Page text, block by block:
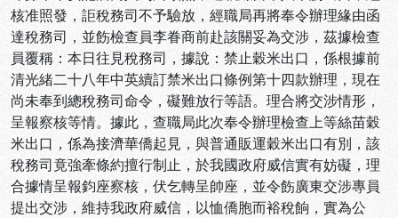
核准照發，詎稅務司不予驗放，經職局再將奉令辦理緣由函
達稅務司，並飭檢查員李眷商前赴該關妥為交涉，茲據檢查
員覆稱：本日往見稅務司，據說：禁止穀米出口，係根據前
清光緒二十八年中英續訂禁米出口條例第十四款辦理，現在
尚未奉到總稅務司命令，礙難放行等語。理合將交涉情形，
呈報察核等情。據此，查職局此次奉令辦理檢查上等絲苗穀
米出口，係為接濟華僑起見，與普通販運穀米出口有別，該
稅務司竟強牽條約擅行制止，於我國政府威信實有妨礙，理
合據情呈報鈞座察核，伏乞轉呈帥座，並令飭廣東交涉專員
提出交涉，維持我政府威信，以恤僑胞而裕稅餉，實為公